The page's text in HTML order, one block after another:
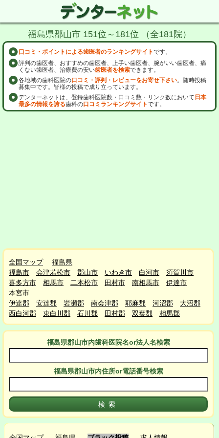
福島県郡山市 151位～181位 （全181院）
口コミ・ポイントによる歯医者のランキングサイトです。
評判の歯医者、おすすめの歯医者、上手い歯医者、腕がいい歯医者、痛
くない歯医者、治療費の安い歯医者を検索できます。
各地域の歯科医院の口コミ・評判・レビューをお寄せ下さい。随時投稿
募集中です。皆様の投稿で成り立っています。
デンターネットは、登録歯科医院数・口コミ数・リンク数において 日本
最多の情報を誇る歯科の口コミランキングサイトです。
全国マップ
福島県
福島市
会津若松市 郡山市 いわき市 白河市
須賀川市
喜多方市
相馬市 二本松市 田村市 南相馬市
伊達市
本宮市
伊達郡
安達郡 岩瀬郡 南会津郡 耶麻郡 河沼郡
大沼郡
西白河郡
東白川郡 石川郡 田村郡 双葉郡 相馬郡
福島県郡山市内歯科医院名or法人名検索
福島県郡山市内住所or電話番号検索